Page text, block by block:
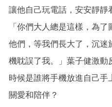
讓他自己玩電話，安安靜靜
「你們大人總是這樣，為
他們，等我們長大了，沉
機耽誤了我。」葉子健激
時候是誰將手機放進自己
關愛和陪伴？